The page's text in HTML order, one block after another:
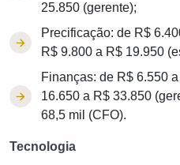
25.850 (gerente);
Precificação: de R$
R$ 9.800 a R$ 19.950
Finanças: de R$ 6.550
16.650 a R$ 33.850
68,5 mil (CFO).
Tecnologia